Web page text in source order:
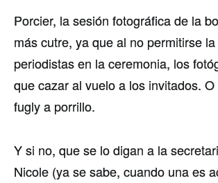
Porcier, la sesión fotográfica de la
más cutre, ya que al no permitirse
periodistas en la ceremonia, los
que cazar al vuelo a los invitados.
fugly a porrillo.
Y si no, que se lo digan a la
Nicole (ya se sabe, cuando una es